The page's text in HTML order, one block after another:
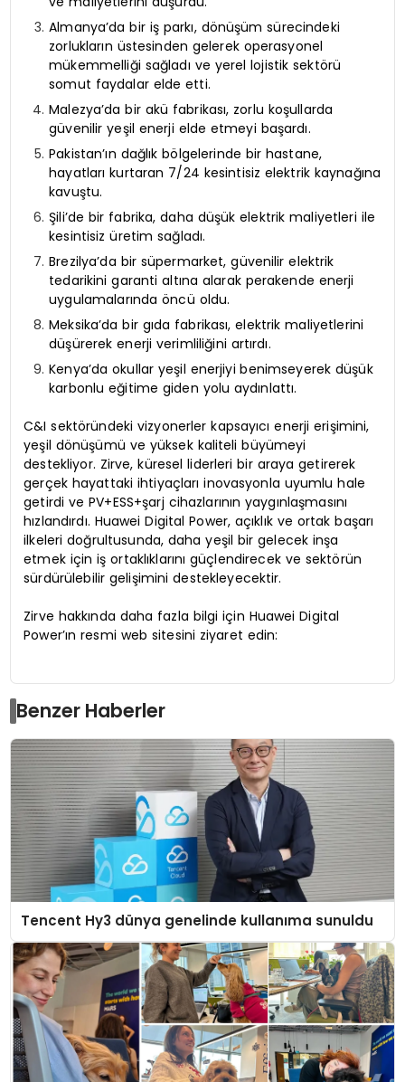
Almanya’da bir iş parkı, dönüşüm sürecindeki
zorlukların üstesinden gelerek operasyonel
mükemmelliği sağladı ve yerel lojistik sektörü
somut faydalar elde etti.
Malezya’da bir akü fabrikası, zorlu koşullarda
güvenilir yeşil enerji elde etmeyi başardı.
Pakistan’ın dağlık bölgelerinde bir hastane,
hayatları kurtaran 7/24 kesintisiz elektrik kaynağına
kavuştu.
Şili’de bir fabrika, daha düşük elektrik maliyetleri ile
kesintisiz üretim sağladı.
Brezilya’da bir süpermarket, güvenilir elektrik
tedarikini garanti altına alarak perakende enerji
uygulamalarında öncü oldu.
Meksika’da bir gıda fabrikası, elektrik maliyetlerini
düşürerek enerji verimliliğini artırdı.
Kenya’da okullar yeşil enerjiyi benimseyerek düşük
karbonlu eğitime giden yolu aydınlattı.
C&I sektöründeki vizyonerler kapsayıcı enerji erişimini,
yeşil dönüşümü ve yüksek kaliteli büyümeyi
destekliyor. Zirve, küresel liderleri bir araya getirerek
gerçek hayattaki ihtiyaçları inovasyonla uyumlu hale
getirdi ve PV+ESS+şarj cihazlarının yaygınlaşmasını
hızlandırdı. Huawei Digital Power, açıklık ve ortak başarı
ilkeleri doğrultusunda, daha yeşil bir gelecek inşa
etmek için iş ortaklıklarını güçlendirecek ve sektörün
sürdürülebilir gelişimini destekleyecektir.
Zirve hakkında daha fazla bilgi için Huawei Digital
Power’ın resmi web sitesini ziyaret edin:
Benzer Haberler
Tencent Hy3 dünya genelinde kullanıma sunuldu